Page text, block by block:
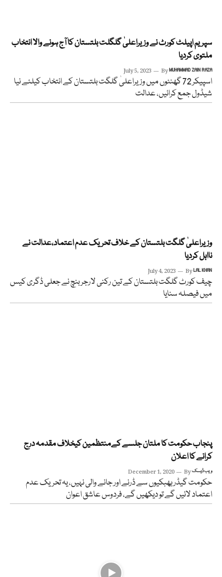
سپریم اپیلٹ کورٹ نے وزیراعلیٰ گلگلت بلتستان کا آج ہونے والا انتخاب
ملتوی کردیا
July 5, 2023 ByMUHAMMAD ZAIN RAZA
اسپیکر 72 گھنٹوں میں وزیراعلیٰ گلگت بلتستان کے انتخاب کیلئے نیا
شیڈول جمع کرائیں، عدالت
وزیراعلیٰ گلگت بلتستان کے خلاف تحریک عدم اعتماد،عدالت نے
نااہل کردیا
July 4, 2023 ByLAL KHAN
چیف کورٹ گلگت بلتستان کے تین رکنی لارجر بنچ نے جعلی ڈگری کیس
میں فیصلہ سنایا
پنجاب حکومت کا ملتان جلسے کےمنتظمین کیخلاف مقدمہ درج
کرانے کا اعلان
December 1, 2020 Byویب ڈیسک
حکومت گیڈر بھبکیوں سے ڈرنے اور جانے والی نہیں، یہ تحریک عدم
اعتماد لائیں گے تو دیکھیں گے، فردوس عاشق اعوان